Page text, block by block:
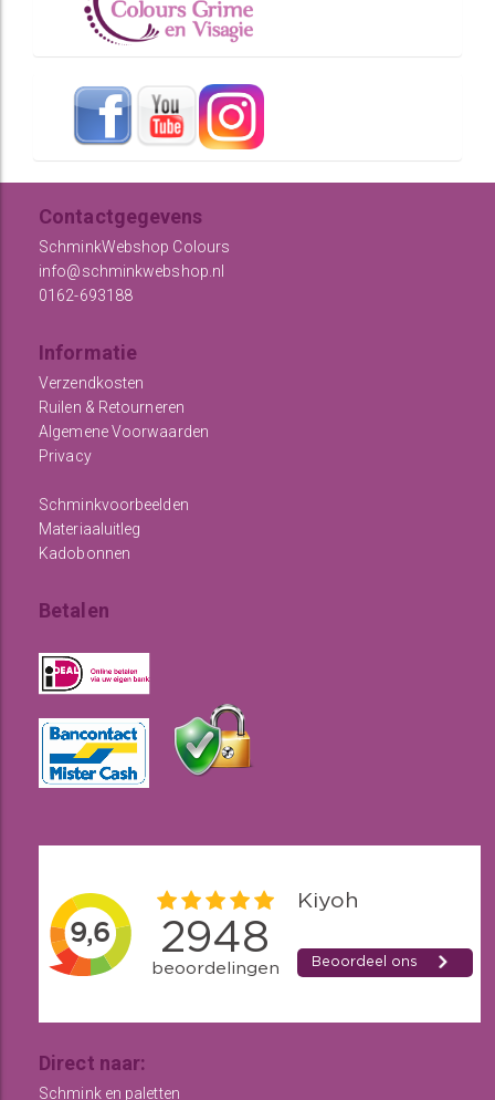
Contactgegevens
SchminkWebshop Colours
info@schminkwebshop.nl
0162-693188
Informatie
Verzendkosten
Ruilen & Retourneren
Algemene Voorwaarden
Privacy
Schminkvoorbeelden
Materiaaluitleg
Kadobonnen
Betalen
Direct naar:
Schmink en paletten